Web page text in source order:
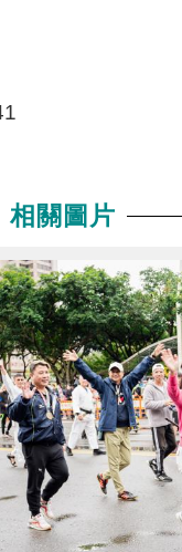
相關圖片